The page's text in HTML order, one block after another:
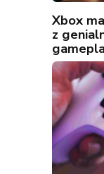
Xbox
z